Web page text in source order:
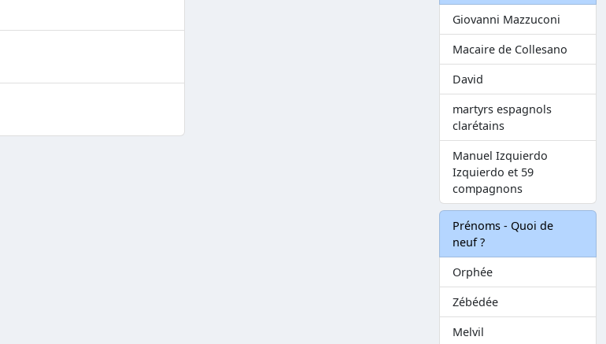
Giovanni Mazzuconi
Macaire de Collesano
David
martyrs espagnols
clarétains
Manuel Izquierdo
Izquierdo et 59
compagnons
Prénoms - Quoi de
neuf ?
Orphée
Zébédée
Melvil